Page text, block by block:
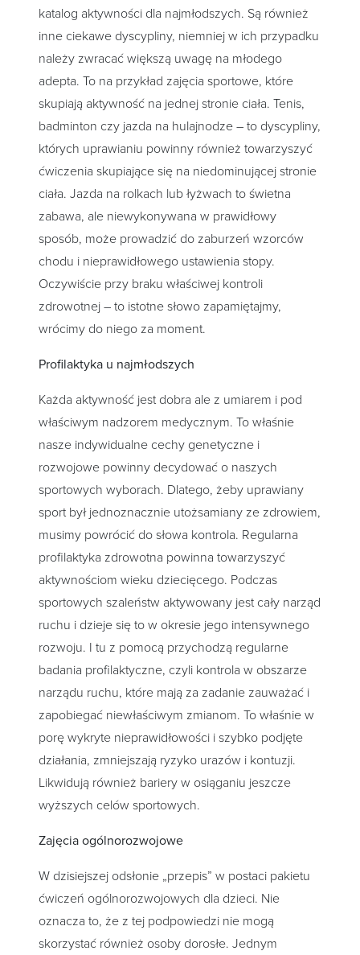
katalog aktywności dla najmłodszych. Są również
inne ciekawe dyscypliny, niemniej w ich przypadku
należy zwracać większą uwagę na młodego
adepta. To na przykład zajęcia sportowe, które
skupiają aktywność na jednej stronie ciała. Tenis,
badminton czy jazda na hulajnodze – to dyscypliny,
których uprawianiu powinny również towarzyszyć
ćwiczenia skupiające się na niedominującej stronie
ciała. Jazda na rolkach lub łyżwach to świetna
zabawa, ale niewykonywana w prawidłowy
sposób, może prowadzić do zaburzeń wzorców
chodu i nieprawidłowego ustawienia stopy.
Oczywiście przy braku właściwej kontroli
zdrowotnej – to istotne słowo zapamiętajmy,
wrócimy do niego za moment.
Profilaktyka u najmłodszych
Każda aktywność jest dobra ale z umiarem i pod
właściwym nadzorem medycznym. To właśnie
nasze indywidualne cechy genetyczne i
rozwojowe powinny decydować o naszych
sportowych wyborach. Dlatego, żeby uprawiany
sport był jednoznacznie utożsamiany ze zdrowiem,
musimy powrócić do słowa kontrola. Regularna
profilaktyka zdrowotna powinna towarzyszyć
aktywnościom wieku dziecięcego. Podczas
sportowych szaleństw aktywowany jest cały narząd
ruchu i dzieje się to w okresie jego intensywnego
rozwoju. I tu z pomocą przychodzą regularne
badania profilaktyczne, czyli kontrola w obszarze
narządu ruchu, które mają za zadanie zauważać i
zapobiegać niewłaściwym zmianom. To właśnie w
porę wykryte nieprawidłowości i szybko podjęte
działania, zmniejszają ryzyko urazów i kontuzji.
Likwidują również bariery w osiąganiu jeszcze
wyższych celów sportowych.
Zajęcia ogólnorozwojowe
W dzisiejszej odsłonie „przepis” w postaci pakietu
ćwiczeń ogólnorozwojowych dla dzieci. Nie
oznacza to, że z tej podpowiedzi nie mogą
skorzystać również osoby dorosłe. Jednym